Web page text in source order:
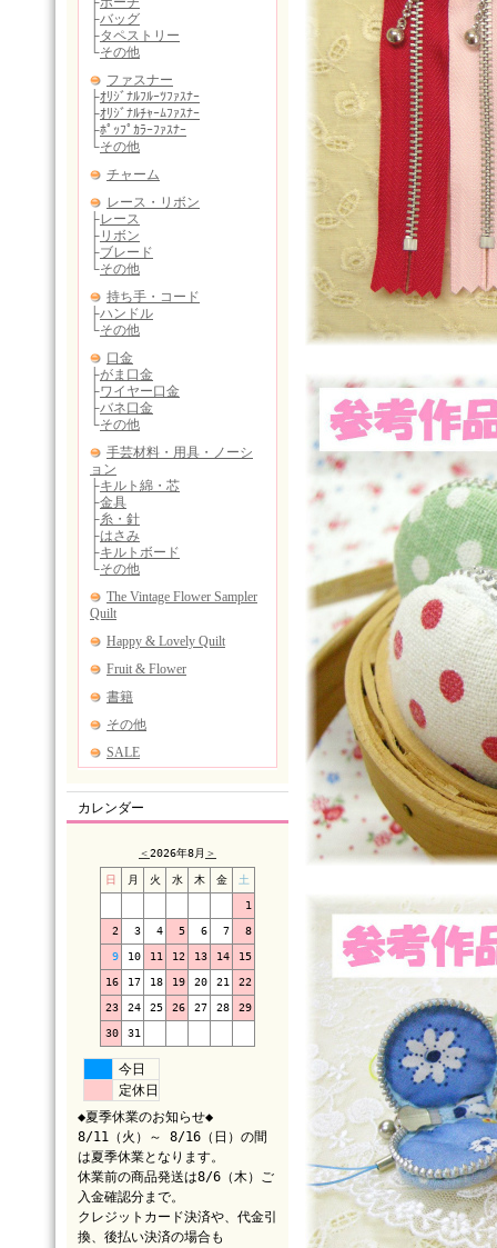
カレンダー
＜2026年8月 ＞
日 月 火 水 木 金 土
1
2 3 4 5 6 7 8
9 10 11 12 13 14 15
16 17 18 19 20 21 22
23 24 25 26 27 28 29
30 31
今日
定休日
◆夏季休業のお知らせ◆
8/11（火）～ 8/16（日）の間
は夏季休業となります。
休業前の商品発送は8/6（木）ご
入金確認分まで。
クレジットカード決済や、代金引
換、後払い決済の場合も